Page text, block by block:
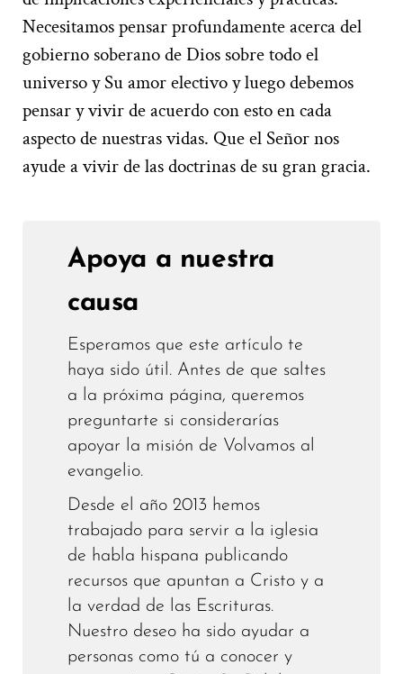
Necesitamos pensar profundamente acerca del
gobierno soberano de Dios sobre todo el
universo y Su amor electivo y luego debemos
pensar y vivir de acuerdo con esto en cada
aspecto de nuestras vidas. Que el Señor nos
ayude a vivir de las doctrinas de su gran gracia.
Apoya a nuestra
causa
Esperamos que este artículo te
haya sido útil. Antes de que saltes
a la próxima página, queremos
preguntarte si considerarías
apoyar la misión de Volvamos al
evangelio.
Desde el año 2013 hemos
trabajado para servir a la iglesia
de habla hispana publicando
recursos que apuntan a Cristo y a
la verdad de las Escrituras.
Nuestro deseo ha sido ayudar a
personas como tú a conocer y